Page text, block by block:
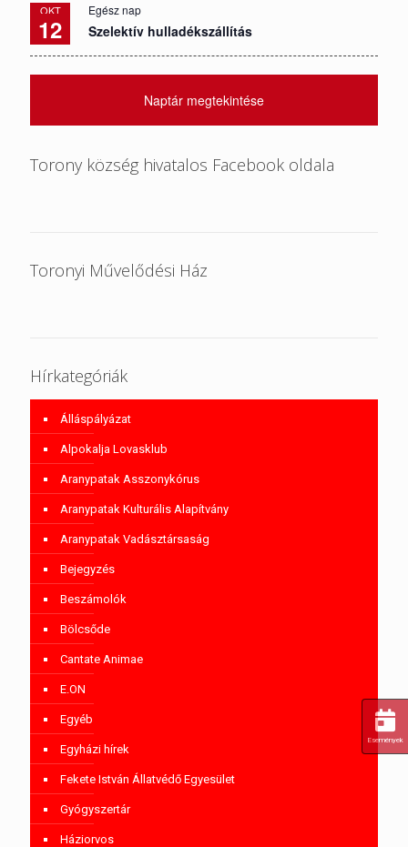
OKT
12
Egész nap
Szelektív hulladékszállítás
Naptár megtekintése
Torony község hivatalos Facebook oldala
Toronyi Művelődési Ház
Hírkategóriák
Álláspályázat
Alpokalja Lovasklub
Aranypatak Asszonykórus
Aranypatak Kulturális Alapítvány
Aranypatak Vadásztársaság
Bejegyzés
Beszámolók
Bölcsőde
Cantate Animae
E.ON
Egyéb
Egyházi hírek
Fekete István Állatvédő Egyesület
Gyógyszertár
Háziorvos
Események